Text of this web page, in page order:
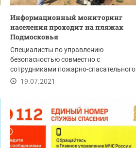
Информационный мониторинг
населения проходит на пляжах
Подмосковья
Специалисты по управлению
безопасностью совместно с
сотрудниками пожарно-спасательного
гарнизона г.о.Красногорск...
19.07.2021